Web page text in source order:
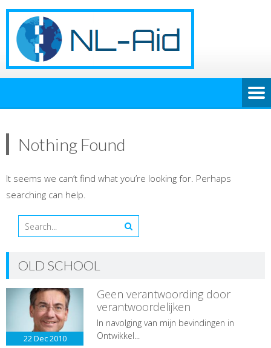
Nothing Found
It seems we can’t find what you’re looking for. Perhaps
searching can help.
OLD SCHOOL
22 Dec2010
Geen verantwoording door
verantwoordelijken
In navolging van mijn bevindingen in
Ontwikkel...